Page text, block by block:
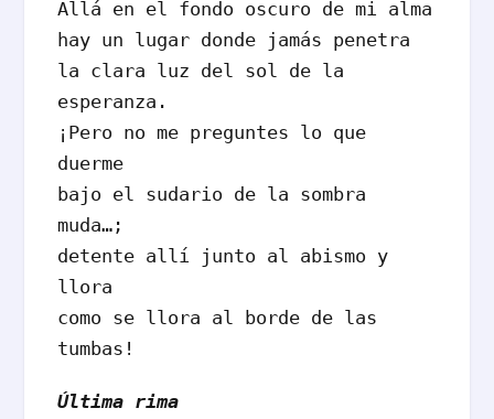
Allá en el fondo oscuro de mi alma
hay un lugar donde jamás penetra
la clara luz del sol de la
esperanza.
¡Pero no me preguntes lo que
duerme
bajo el sudario de la sombra
muda…;
detente allí junto al abismo y
llora
como se llora al borde de las
tumbas!
Última rima